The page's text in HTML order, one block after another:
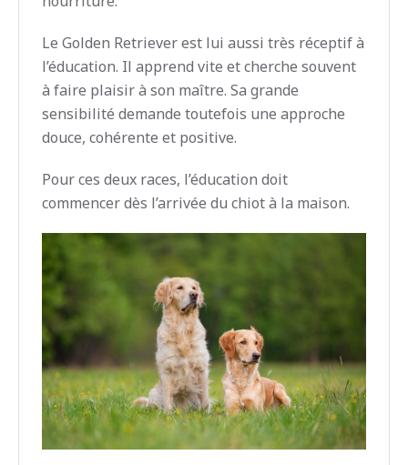
Le Golden Retriever est lui aussi très réceptif à
l’éducation. Il apprend vite et cherche souvent
à faire plaisir à son maître. Sa grande
sensibilité demande toutefois une approche
douce, cohérente et positive.
Pour ces deux races, l’éducation doit
commencer dès l’arrivée du chiot à la maison.